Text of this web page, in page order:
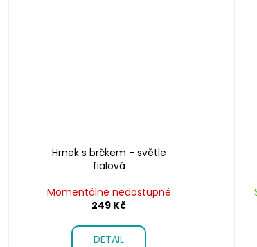
Hrnek s brčkem - světle
fialová
Momentálně nedostupné
249 Kč
DETAIL